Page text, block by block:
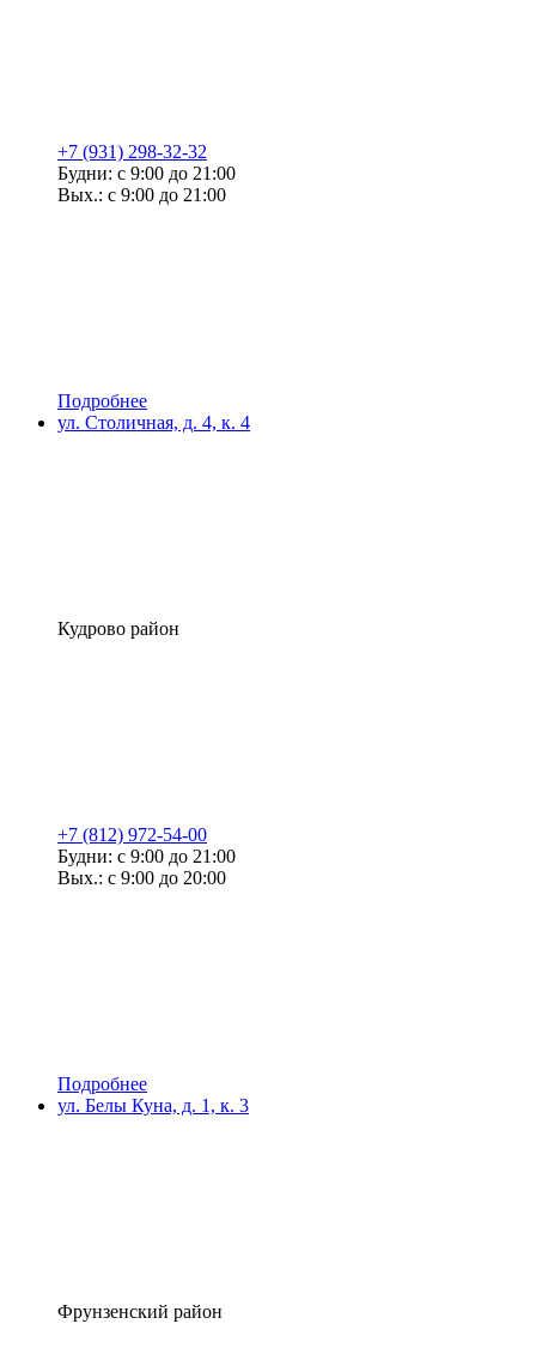
+7 (931) 298-32-32
Будни: с 9:00 до 21:00
Вых.: с 9:00 до 21:00
Подробнее
ул. Столичная, д. 4, к. 4
Кудрово район
+7 (812) 972-54-00
Будни: с 9:00 до 21:00
Вых.: с 9:00 до 20:00
Подробнее
ул. Белы Куна, д. 1, к. 3
Фрунзенский район